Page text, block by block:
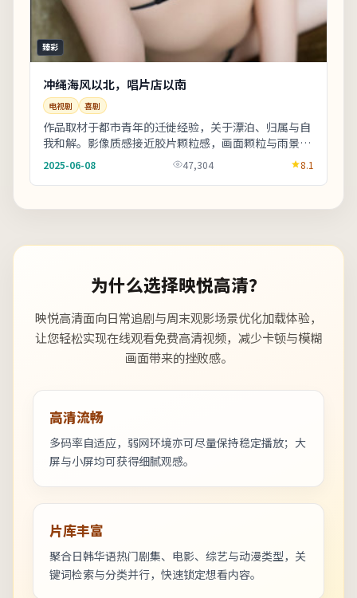
臻彩
冲绳海风以北，唱片店以南
电视剧 喜剧
作品取材于都市青年的迁徙经验，关于漂泊、归属与自
我和解。影像质感接近胶片颗粒感，画面颗粒与雨景结
合氛围出众。上线之后口碑分化属正常现象，建议亲
自...
2025-06-08 47,304 8.1
为什么选择映悦高清？
映悦高清面向日常追剧与周末观影场景优化加载体验，
让您轻松实现在线观看免费高清视频，减少卡顿与模糊
画面带来的挫败感。
高清流畅
多码率自适应，弱网环境亦可尽量保持稳定播放；大
屏与小屏均可获得细腻观感。
片库丰富
聚合日韩华语热门剧集、电影、综艺与动漫类型，关
键词检索与分类并行，快速锁定想看内容。